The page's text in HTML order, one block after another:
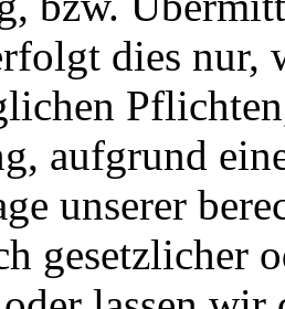
dies nur,
aufgrund
unserer
gesetzlicher